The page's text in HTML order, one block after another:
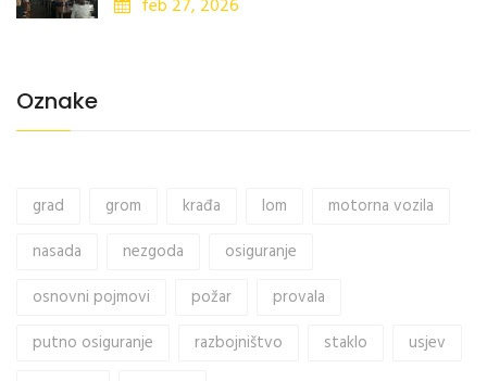
feb 27, 2026
Oznake
grad grom krađa lom
motorna vozila
nasada
nezgoda
osiguranje
osnovni pojmovi
požar
provala
putno osiguranje
razbojništvo staklo
usjev